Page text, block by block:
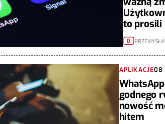
to prosili
0
APLIKACJE08
godnego
nowość
hitem